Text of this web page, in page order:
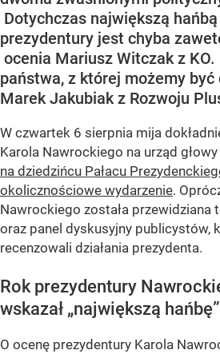
Dotychczas największą
prezydentury jest chyba
ocenia Mariusz Witczak z KO.
państwa, z której możemy
Marek Jakubiak z Rozwoju
W czwartek 6 sierpnia mija
Karola Nawrockiego na urząd
na dziedzińcu Pałacu
okolicznościowe wydarzenie.
Nawrockiego została przewidziana
oraz panel dyskusyjny publicystów,
recenzowali działania prezydenta.
Rok prezydentury
wskazał „największą hańbę”
O ocenę prezydentury Karola